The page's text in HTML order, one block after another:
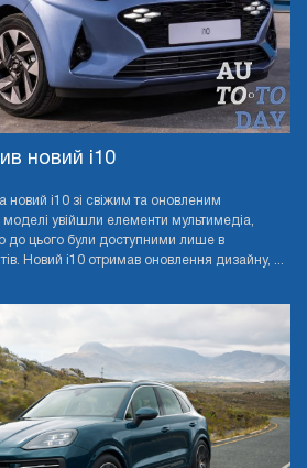
новий i10
новий i10 зі свіжим та оновленим
увійшли елементи мультимедіа,
до цього були доступними лише в
Новий i10 отримав оновлення дизайну, ...